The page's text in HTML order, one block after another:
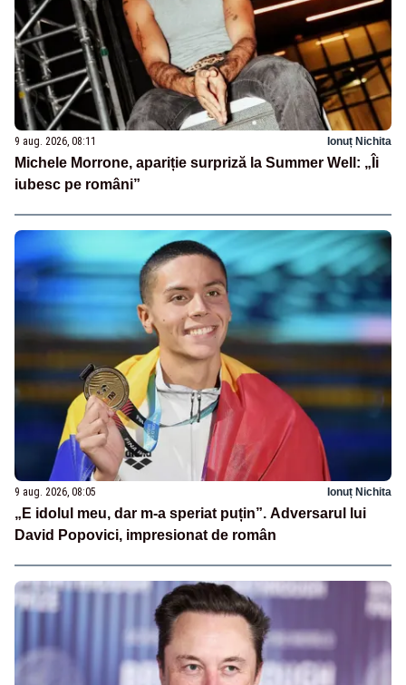
9 aug. 2026, 08:11 Ionuț Nichita
Michele Morrone, apariție surpriză la Summer Well: „Îi
iubesc pe români”
9 aug. 2026, 08:05 Ionuț Nichita
„E idolul meu, dar m-a speriat puțin”. Adversarul lui
David Popovici, impresionat de român